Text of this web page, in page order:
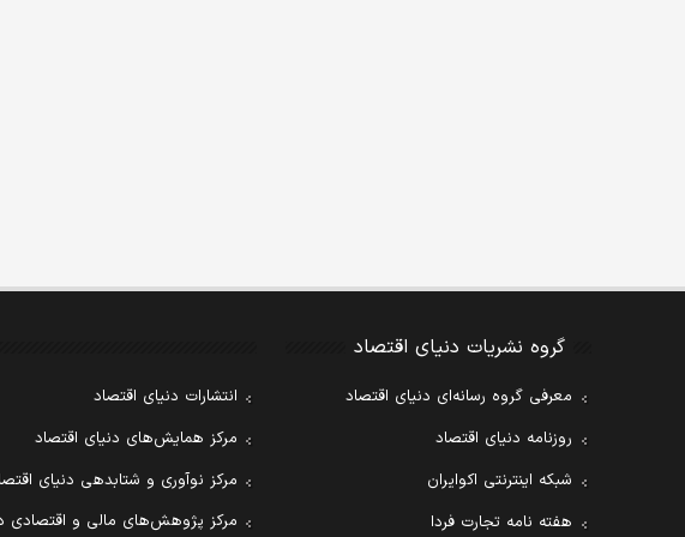
گروه نشریات دنیای اقتصاد
معرفی گروه رسانه‌ای دنیای اقتصاد
روزنامه دنیای اقتصاد
شبکه اینترنتی اکوایران
هفته نامه تجارت فردا
انتشارات دنیای اقتصاد
مرکز همایش‌های دنیای اقتصاد
مرکز نوآوری و شتابدهی دنیای
مرکز پژوهش‌های مالی و اقتصادی